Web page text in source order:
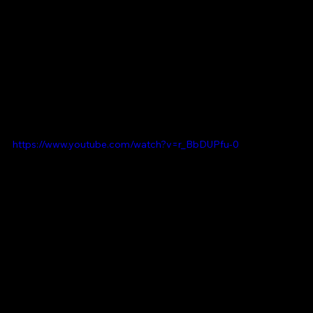
https://www.youtube.com/watch?v=r_BbDUPfu-0